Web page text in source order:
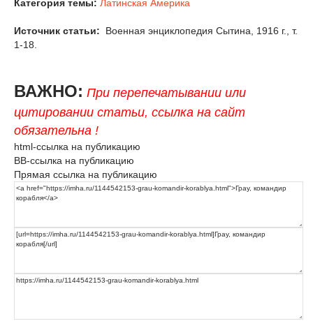
Категория темы: Латинская Америка
Источник статьи:
Военная энциклопедия Сытина, 1916 г., т.
1-18.
ВАЖНО: При перепечатывании или
цитировании статьи, ссылка на сайт
обязательна !
html-ссылка на публикацию
BB-ссылка на публикацию
Прямая ссылка на публикацию